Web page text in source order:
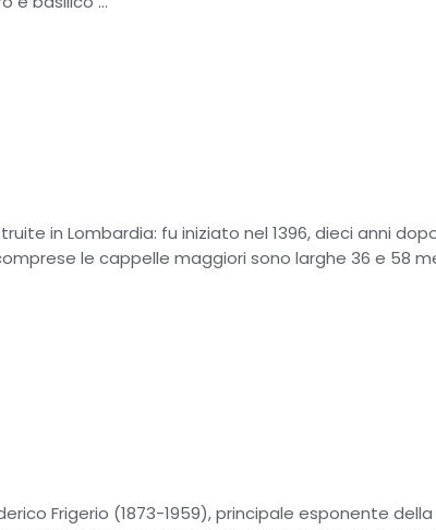
in Lombardia: fu iniziato nel 1396, dieci anni
le cappelle maggiori sono larghe 36 e 58
Frigerio (1873-1959), principale esponente